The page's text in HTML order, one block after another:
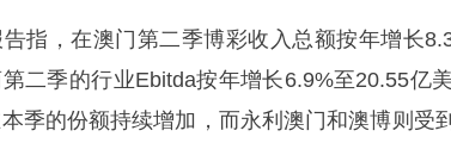
指，在澳门第二季博彩收入总额按年增长
二季的行业Ebitda按年增长6.9%至20.55亿
季的份额持续增加，而永利澳门和澳博则受